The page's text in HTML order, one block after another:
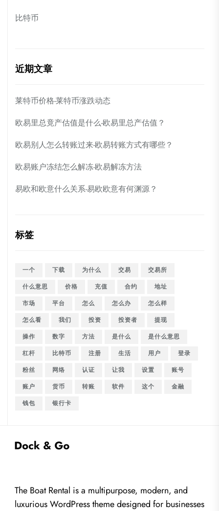
比特币
近期文章
莱特币价格-莱特币涨跌动态
欧易里总竟产估值是什么-欧易里总产估值？
欧易别人怎么转账过来-欧易转账方式有哪些？
欧易账户冻结怎么解冻-欧易解冻方法
易欧和欧意什么关系-易欧欧意有何渊源？
标签
一个 下载 为什么 交易
交易所
什么意思
价格 充值 合约
地址
市场
平台 怎么 怎么办
怎么样
怎么看
我们 投资 投资者
提现
操作
数字 方法 是什么
是什么意思
杠杆
比特币 注册 生活 用户
登录
粉丝
网络 认证 让我 设置
账号
账户
货币 转账 软件 这个
金融
钱包
银行卡
The Boat Rental is a multipurpose, modern, and
luxurious WordPress theme designed for businesses